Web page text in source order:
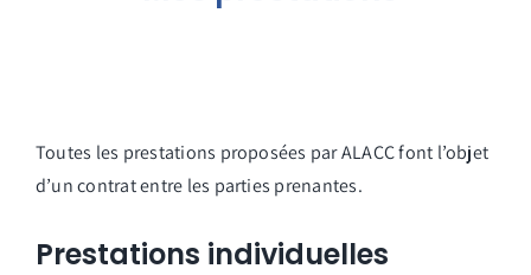
Témoignages
Toutes les prestations proposées par ALACC font l’objet
d’un contrat entre les parties prenantes.
Prestations individuelles